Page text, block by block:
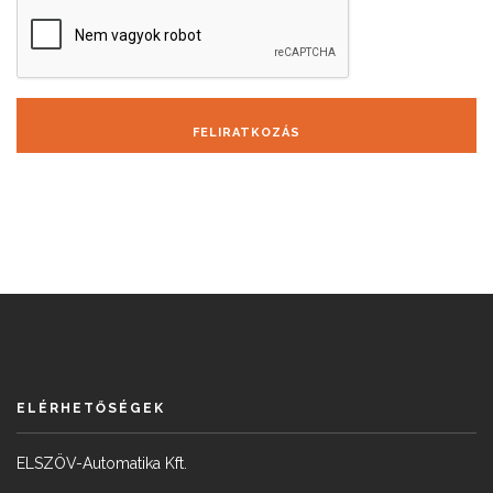
FELIRATKOZÁS
ELÉRHETŐSÉGEK
ELSZÖV-Automatika Kft.